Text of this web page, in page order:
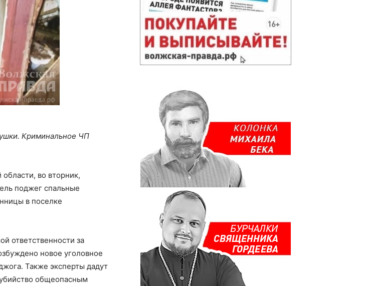
Криминальное ЧП
во вторник,
поджег спальные
в поселке
ответственности за
новое уголовное
Также эксперты дадут
общеопасным